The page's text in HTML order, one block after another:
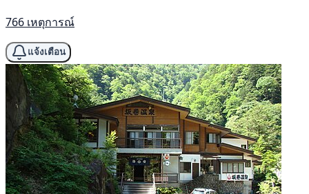
766 เหตุการณ์
แจ้งเตือน